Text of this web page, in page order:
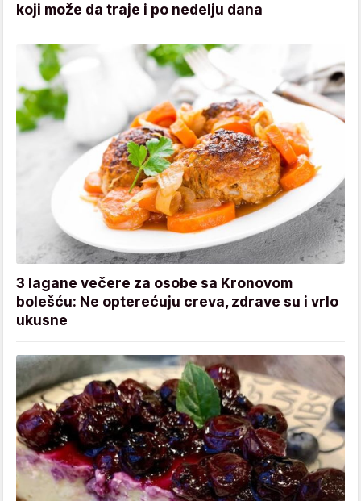
koji može da traje i po nedelju dana
3 lagane večere za osobe sa Kronovom
bolešću: Ne opterećuju creva, zdrave su i vrlo
ukusne